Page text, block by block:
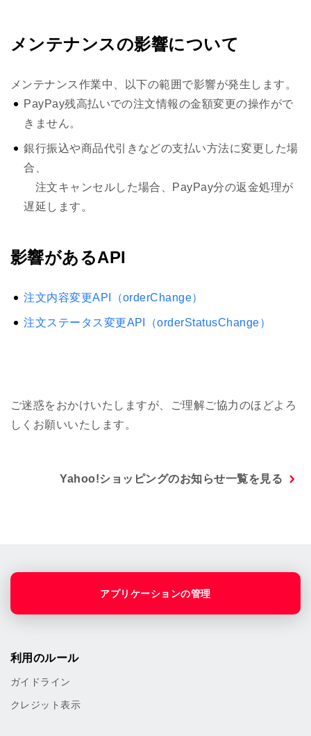
メンテナンスの影響について
メンテナンス作業中、以下の範囲で影響が発生します。
PayPay残高払いでの注文情報の金額変更の操作がで
きません。
銀行振込や商品代引きなどの支払い方法に変更した場
合、
注文キャンセルした場合、PayPay分の返金処理が
遅延します。
影響があるAPI
注文内容変更API（orderChange）
注文ステータス変更API（orderStatusChange）
ご迷惑をおかけいたしますが、ご理解ご協力のほどよろ
しくお願いいたします。
Yahoo!ショッピングのお知らせ一覧を見る
アプリケーションの管理
利用のルール
ガイドライン
クレジット表示